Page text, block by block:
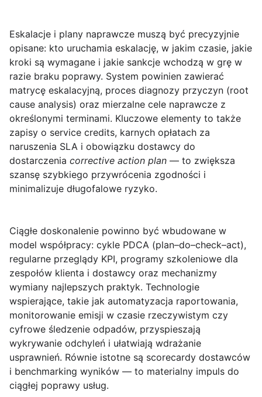
Eskalacje i plany naprawcze muszą być precyzyjnie
opisane: kto uruchamia eskalację, w jakim czasie, jakie
kroki są wymagane i jakie sankcje wchodzą w grę w
razie braku poprawy. System powinien zawierać
matrycę eskalacyjną, proces diagnozy przyczyn (root
cause analysis) oraz mierzalne cele naprawcze z
określonymi terminami. Kluczowe elementy to także
zapisy o service credits, karnych opłatach za
naruszenia SLA i obowiązku dostawcy do
dostarczenia corrective action plan — to zwiększa
szansę szybkiego przywrócenia zgodności i
minimalizuje długofalowe ryzyko.
Ciągłe doskonalenie powinno być wbudowane w
model współpracy: cykle PDCA (plan–do–check–act),
regularne przeglądy KPI, programy szkoleniowe dla
zespołów klienta i dostawcy oraz mechanizmy
wymiany najlepszych praktyk. Technologie
wspierające, takie jak automatyzacja raportowania,
monitorowanie emisji w czasie rzeczywistym czy
cyfrowe śledzenie odpadów, przyspieszają
wykrywanie odchyleń i ułatwiają wdrażanie
usprawnień. Równie istotne są scorecardy dostawców
i benchmarking wyników — to materialny impuls do
ciągłej poprawy usług.